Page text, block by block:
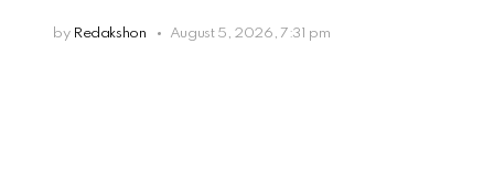
by Redakshon August 5, 2026, 7:31 pm